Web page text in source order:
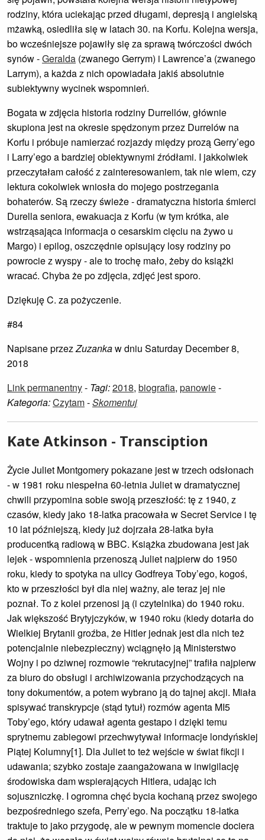
rodziny, która uciekając przed długami, depresją i angielską
mżawką, osiedliła się w latach 30. na Korfu. Kolejna wersja,
bo wcześniejsze pojawiły się za sprawą twórczości dwóch
synów -Geralda (zwanego Gerrym) i Lawrence’a (zwanego
Larrym), a każda z nich opowiadała jakiś absolutnie
subiektywny wycinek wspomnień.
Bogata w zdjęcia historia rodziny Durrellów, głównie
skupiona jest na okresie spędzonym przez Durrelów na
Korfu i próbuje namierzać rozjazdy między prozą Gerry’ego
i Larry’ego a bardziej obiektywnymi źródłami. I jakkolwiek
przeczytałam całość z zainteresowaniem, tak nie wiem, czy
lektura cokolwiek wniosła do mojego postrzegania
bohaterów. Są rzeczy świeże - dramatyczna historia śmierci
Durella seniora, ewakuacja z Korfu (w tym krótka, ale
wstrząsająca informacja o cesarskim cięciu na żywo u
Margo) i epilog, oszczędnie opisujący losy rodziny po
powrocie z wyspy - ale to trochę mało, żeby do książki
wracać. Chyba że po zdjęcia, zdjęć jest sporo.
Dziękuję C. za pożyczenie.
#84
Napisane przezZuzankaw dniu Saturday December 8,
2018
Link permanentny- Tagi:2018, biografia, panowie-
Kategoria:Czytam-Skomentuj
Kate Atkinson - Transciption
Życie Juliet Montgomery pokazane jest w trzech odsłonach
- w 1981 roku niespełna 60-letnia Juliet w dramatycznej
chwili przypomina sobie swoją przeszłość: tę z 1940, z
czasów, kiedy jako 18-latka pracowała w Secret Service i tę
10 lat późniejszą, kiedy już dojrzała 28-latka była
producentką radiową w BBC. Książka zbudowana jest jak
lejek - wspomnienia przenoszą Juliet najpierw do 1950
roku, kiedy to spotyka na ulicy Godfreya Toby’ego, kogoś,
kto w przeszłości był dla niej ważny, ale teraz jej nie
poznał. To z kolei przenosi ją (i czytelnika) do 1940 roku.
Jak większość Brytyjczyków, w 1940 roku (kiedy dotarła do
Wielkiej Brytanii groźba, że Hitler jednak jest dla nich też
potencjalnie niebezpieczny) wciągnęło ją Ministerstwo
Wojny i po dziwnej rozmowie “rekrutacyjnej” trafiła najpierw
za biuro do obsługi i archiwizowania przychodzących na
tony dokumentów, a potem wybrano ją do tajnej akcji. Miała
spisywać transkrypcje (stąd tytuł) rozmów agenta MI5
Toby’ego, który udawał agenta gestapo i dzięki temu
sprytnemu zabiegowi przechwytywał informacje londyńskiej
Piątej Kolumny[1]. Dla Juliet to też wejście w świat fikcji i
udawania; szybko zostaje zaangażowana w inwigilację
środowiska dam wspierających Hitlera, udając ich
sojuszniczkę. I ogromna chęć bycia kochaną przez swojego
bezpośredniego szefa, Perry’ego. Na początku 18-latka
traktuje to jako przygodę, ale w pewnym momencie dociera